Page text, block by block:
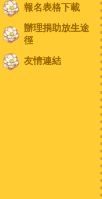
報名表格下載
辦理捐助放生途
徑
友情連結